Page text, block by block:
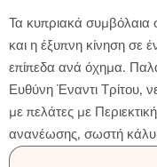
Τα κυπριακά συμβόλαια
και η έξυπνη κίνηση σε
επίπεδα ανά όχημα.
Ευθύνη Έναντι Τρίτου,
με πελάτες με
ανανέωσης, σωστή